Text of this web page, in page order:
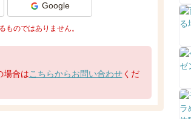
Google
のではありません。
場合はこちらからお問い合わせくだ